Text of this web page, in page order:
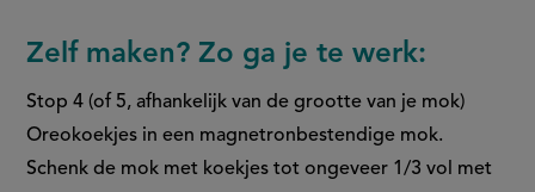
Zelf maken? Zo ga je te werk:
Stop 4 (of 5, afhankelijk van de grootte van je mok)
Oreokoekjes in een magnetronbestendige mok.
Schenk de mok met koekjes tot ongeveer 1/3 vol met